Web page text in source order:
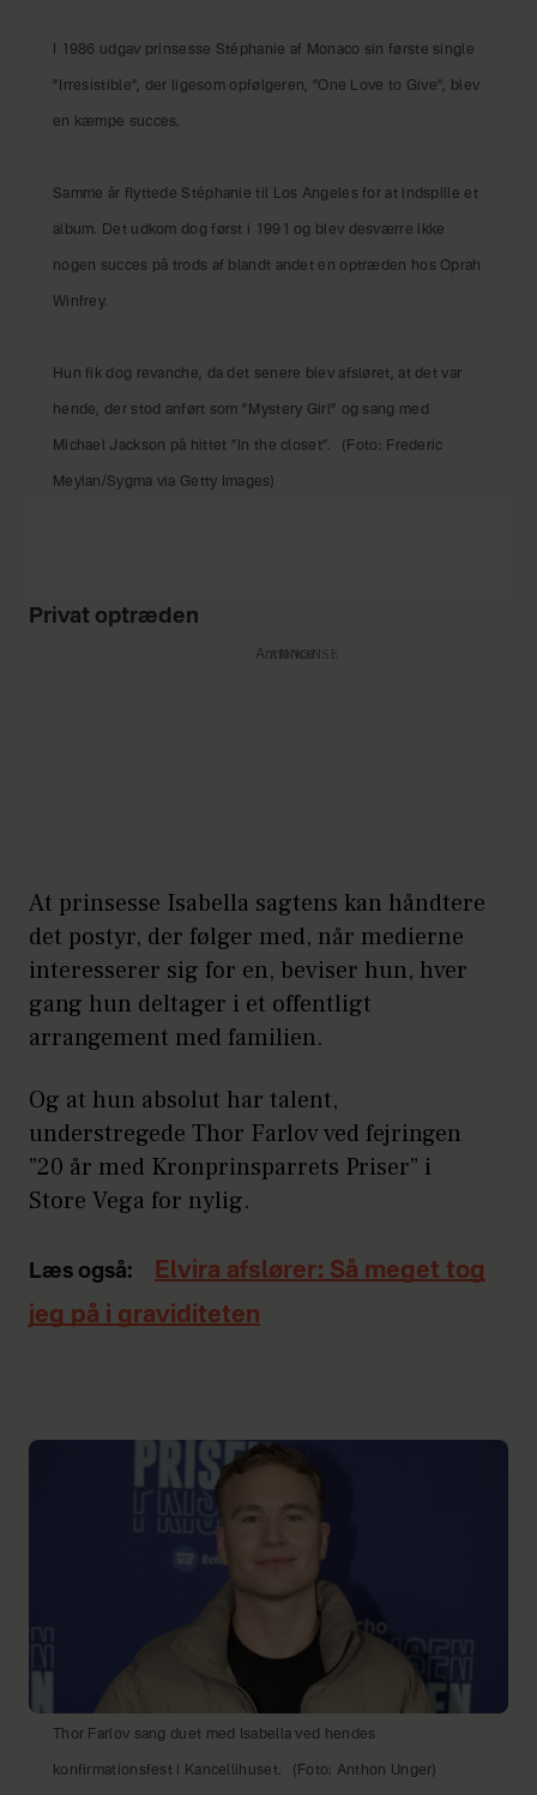
I 1986 udgav prinsesse Stéphanie af Monaco sin første single
”Irresistible”, der ligesom opfølgeren, ”One Love to Give”, blev
en kæmpe succes.
Samme år flyttede Stéphanie til Los Angeles for at indspille et
album. Det udkom dog først i 1991 og blev desværre ikke
nogen succes på trods af blandt andet en optræden hos Oprah
Winfrey.
Hun fik dog revanche, da det senere blev afsløret, at det var
hende, der stod anført som ”Mystery Girl” og sang med
Michael Jackson på hittet ”In the closet”. (Foto: Frederic
Meylan/Sygma via Getty Images)
Privat optræden
Annonce
At prinsesse Isabella sagtens kan håndtere
det postyr, der følger med, når medierne
interesserer sig for en, beviser hun, hver
gang hun deltager i et offentligt
arrangement med familien.
Og at hun absolut har talent,
understregede Thor Farlov ved fejringen
”20 år med Kronprinsparrets Priser” i
Store Vega for nylig.
Læs også:
Elvira afslører: Så meget tog
jeg på i graviditeten
Thor Farlov sang duet med Isabella ved hendes
konfirmationsfest i Kancellihuset. (Foto: Anthon Unger)